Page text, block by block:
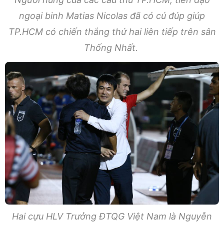
ngoại binh Matias Nicolas đã có cú đúp giúp
TP.HCM có chiến thắng thứ hai liên tiếp trên sân
Thống Nhất.
Hai cựu HLV Trưởng ĐTQG Việt Nam là Nguyễn